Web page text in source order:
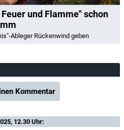
und Flamme" schon
Ableger Rückenwind geben
Kommentar
12.30 Uhr: